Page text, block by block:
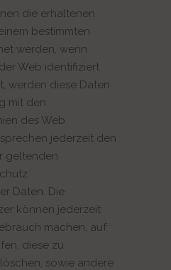
die erhaltenen
bestimmten
werden, wenn
Web identifiziert
werden diese Daten
mit den
des Web
jederzeit den
geltenden
Daten. Die
können jederzeit
machen, auf
diese zu
sowie andere